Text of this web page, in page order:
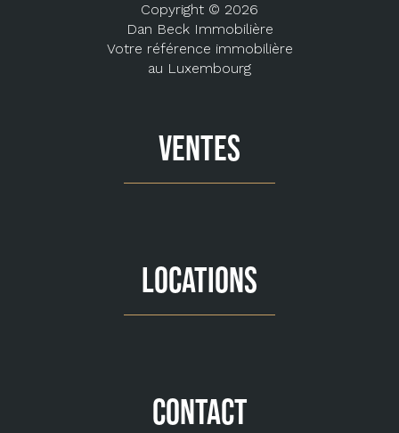
Copyright © 2026
Dan Beck Immobilière
Votre référence immobilière
au Luxembourg
VENTES
LOCATIONS
CONTACT